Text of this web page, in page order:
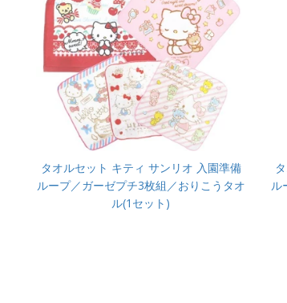
タオルセット キティ サンリオ 入園準備
ループ／ガーゼプチ3枚組／おりこうタオ
ル(1セット)
ル